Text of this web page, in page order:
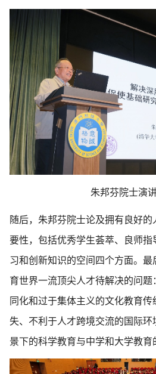
朱邦芬院士演
随后，朱邦芬院士论及拥有良好
要性，包括优秀学生荟萃、良师
习和创新知识的空间四个方面。
育世界一流顶尖人才待解决的问
同化和过于集体主义的文化教育
失、不利于人才跨境交流的国际
景下的科学教育与中学和大学教育